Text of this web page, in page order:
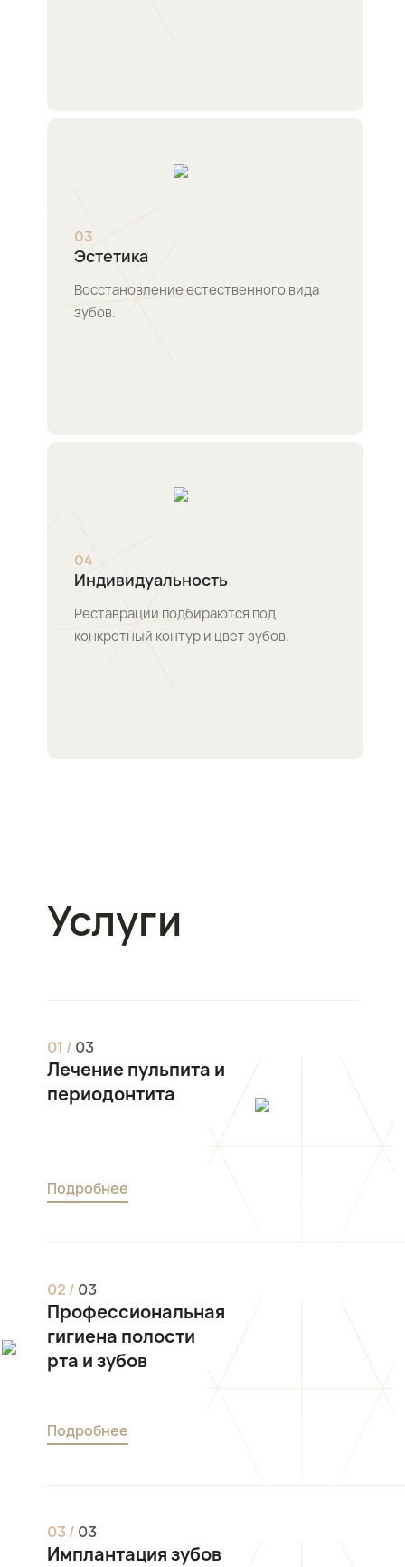
03
Эстетика
Восстановление естественного вида
зубов.
04
Индивидуальность
Реставрации подбираются под
конкретный контур и цвет зубов.
Услуги
01 / 03
Лечение пульпита и
периодонтита
Подробнее
02 / 03
Профессиональная
гигиена полости
рта и зубов
Подробнее
03/ 03
Имплантация зубов